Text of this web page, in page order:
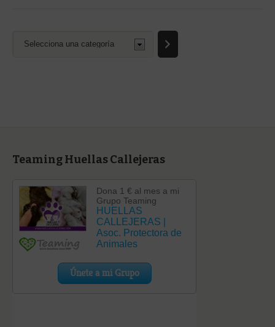
Teaming Huellas Callejeras